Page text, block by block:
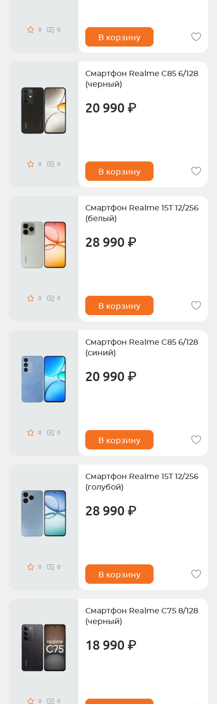
0 0
В корзину
0 0
Смартфон Realme C85 6/128
(черный)
20 990 ₽
В корзину
0 0
Смартфон Realme 15T 12/256
(белый)
28 990 ₽
В корзину
0 0
Смартфон Realme C85 6/128
(синий)
20 990 ₽
В корзину
0 0
Смартфон Realme 15T 12/256
(голубой)
28 990 ₽
В корзину
0 0
Смартфон Realme C75 8/128
(черный)
18 990 ₽